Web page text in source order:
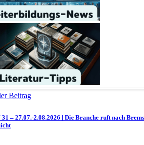
Beitrag
– 27.07.-2.08.2026 | Die Branche ruft nach